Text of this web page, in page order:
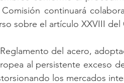
Comisión continuará
sobre el artículo XXVIII del
del acero,
al persistente exceso
los mercados